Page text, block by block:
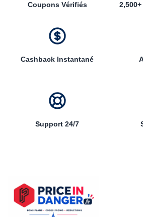
Coupons Vérifiés
Cashback Instantané
Support 24/7